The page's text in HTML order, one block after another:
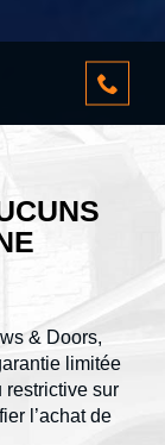
& Doors,
limitée
restrictive sur
l’achat de